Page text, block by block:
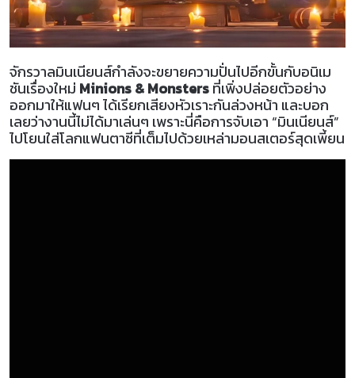
จักรวาลมินเนียนส์กำลังจะขยายความปั่นไปอีกขั้นกับอนิเม
ชันเรื่องใหม่ Minions & Monstersที่เพิ่งปล่อยตัวอย่าง
ออกมาให้แฟนๆ ได้เรียกเสียงหัวเราะกันล่วงหน้า และบอก
เลยว่างานนี้ไม่ได้มาเล่นๆ เพราะนี่คือการจับเอา “มินเนียนส์”
ไปโยนใส่โลกแฟนตาซีที่เต็มไปด้วยเหล่ามอนสเตอร์สุดเพี้ยน